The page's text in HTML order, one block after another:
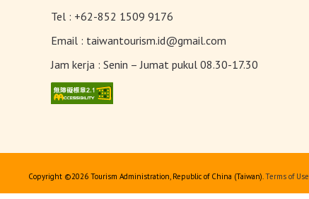
Tel : +62-852 1509 9176
Email : taiwantourism.id@gmail.com
Jam kerja : Senin – Jumat pukul 08.30-17.30
Copyright ©2026 Tourism Administration, Republic of China (Taiwan). Terms of Use